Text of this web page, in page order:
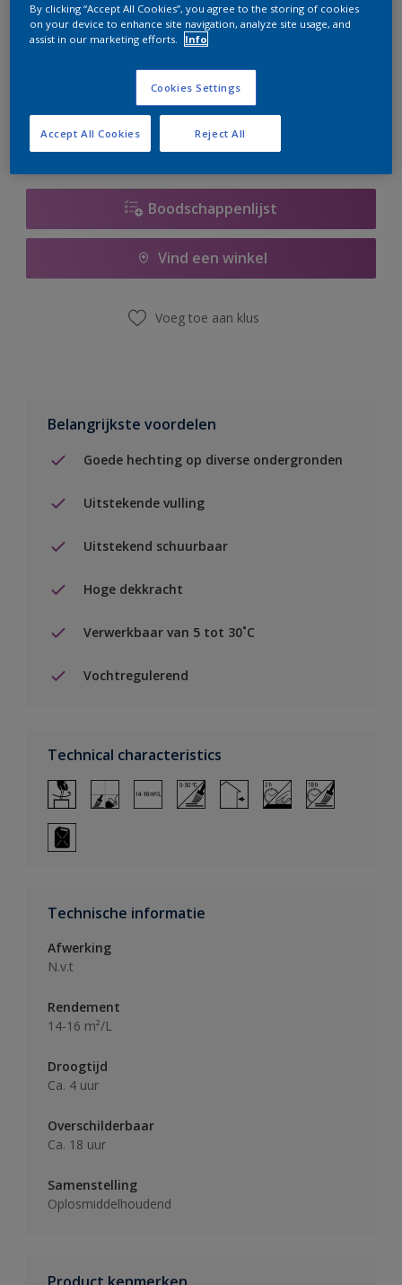
te bestellen. Houd de website in de gaten, we werken
er hard aan om de voorraad aan te vullen.
Boodschappenlijst
Vind een winkel
Voeg toe aan klus
Belangrijkste voordelen
Goede hechting op diverse ondergronden
Uitstekende vulling
Uitstekend schuurbaar
Hoge dekkracht
Verwerkbaar van 5 tot 30˚C
Vochtregulerend
Technical characteristics
Technische informatie
Afwerking
N.v.t
Rendement
14-16 m²/L
Droogtijd
Ca. 4 uur
Overschilderbaar
Ca. 18 uur
Samenstelling
Oplosmiddelhoudend
By clicking “Accept All Cookies”, you agree to the storing of cookies
on your device to enhance site navigation, analyze site usage, and
assist in our marketing efforts.
Info
Cookies Settings
Reject All
Accept All Cookies